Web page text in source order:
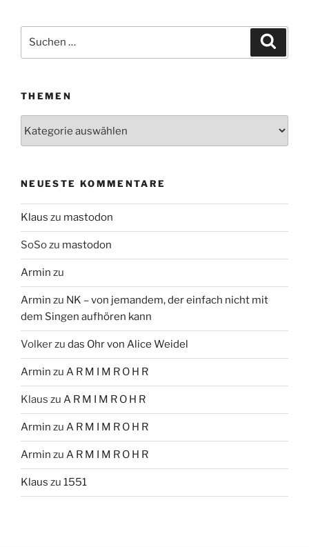
Suchen
THEMEN
NEUESTE KOMMENTARE
Klaus zu mastodon
SoSozu mastodon
Armin zu
Armin zu NK – von jemandem, der einfach nicht mit
dem Singen aufhören kann
Volkerzu das Ohr von Alice Weidel
Armin zu A R M I M R O H R
Klaus zu A R M I M R O H R
Armin zu A R M I M R O H R
Armin zu A R M I M R O H R
Klaus zu 1551